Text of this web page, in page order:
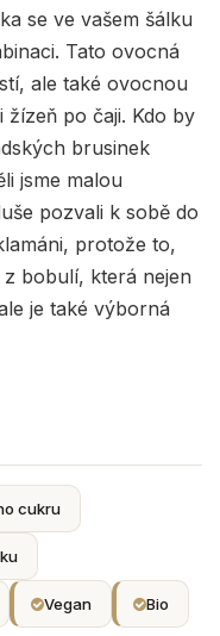
se ve vašem šálku
Tato ovocná
ale také ovocnou
žízeň po čaji. Kdo by
brusinek
jsme malou
pozvali k sobě do
protože to,
bobulí, která nejen
je také výborná
cukru
Vegan Bio